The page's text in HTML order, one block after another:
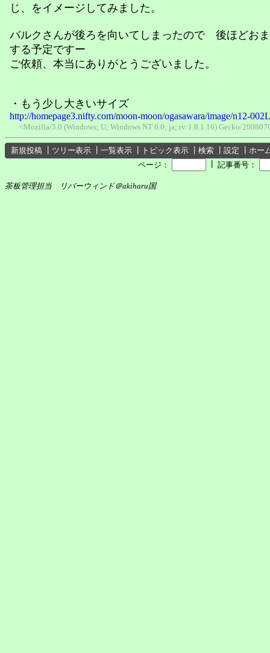
じ、をイメージしてみました。
バルクさんが後ろを向いてしまったので 後ほどお
する予定ですー
ご依頼、本当にありがとうございました。
・もう少し大きいサイズ
http://homepage3.nifty.com/moon-moon/ogasawara/image/n12-
<Mozilla/5.0 (Windows; U; Windows NT 6.0; ja; rv:1.8.1.16) Gecko/
新規投稿 ツリー表示 一覧表示 トピック表示 検索 設定
ホー
ページ：
記事番号：
茶板管理担当 リバーウィンド＠akiharu国